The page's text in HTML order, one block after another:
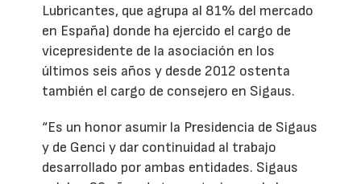
Lubricantes, que agrupa al 81% del mercado
en España) donde ha ejercido el cargo de
vicepresidente de la asociación en los
últimos seis años y desde 2012 ostenta
también el cargo de consejero en Sigaus.
“Es un honor asumir la Presidencia de Sigaus
y de Genci y dar continuidad al trabajo
desarrollado por ambas entidades. Sigaus